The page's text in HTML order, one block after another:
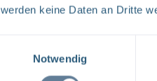
werden keine Daten an Dritte
Notwendig